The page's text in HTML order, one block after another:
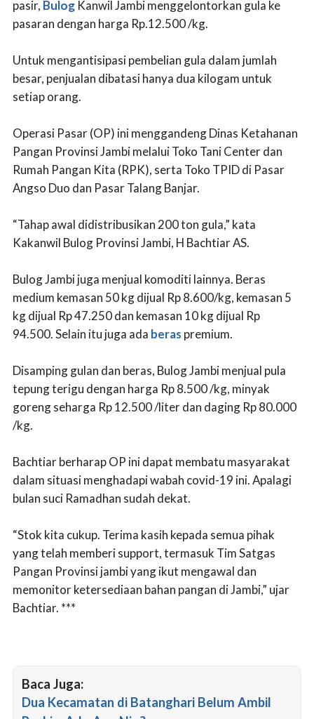
pasir, Bulog Kanwil Jambi menggelontorkan gula ke
pasaran dengan harga Rp.12.500 /kg.
Untuk mengantisipasi pembelian gula dalam jumlah
besar, penjualan dibatasi hanya dua kilogam untuk
setiap orang.
Operasi Pasar (OP) ini menggandeng Dinas Ketahanan
Pangan Provinsi Jambi melalui Toko Tani Center dan
Rumah Pangan Kita (RPK), serta Toko TPID di Pasar
Angso Duo dan Pasar Talang Banjar.
“Tahap awal didistribusikan 200 ton gula,” kata
Kakanwil Bulog Provinsi Jambi, H Bachtiar AS.
Bulog Jambi juga menjual komoditi lainnya. Beras
medium kemasan 50 kg dijual Rp 8.600/kg, kemasan 5
kg dijual Rp 47.250 dan kemasan 10 kg dijual Rp
94.500. Selain itu juga ada beras premium.
Disamping gulan dan beras, Bulog Jambi menjual pula
tepung terigu dengan harga Rp 8.500 /kg, minyak
goreng seharga Rp 12.500 /liter dan daging Rp 80.000
/kg.
Bachtiar berharap OP ini dapat membatu masyarakat
dalam situasi menghadapi wabah covid-19 ini. Apalagi
bulan suci Ramadhan sudah dekat.
“Stok kita cukup. Terima kasih kepada semua pihak
yang telah memberi support, termasuk Tim Satgas
Pangan Provinsi jambi yang ikut mengawal dan
memonitor ketersediaan bahan pangan di Jambi,” ujar
Bachtiar. ***
Baca Juga:
Dua Kecamatan di Batanghari Belum Ambil